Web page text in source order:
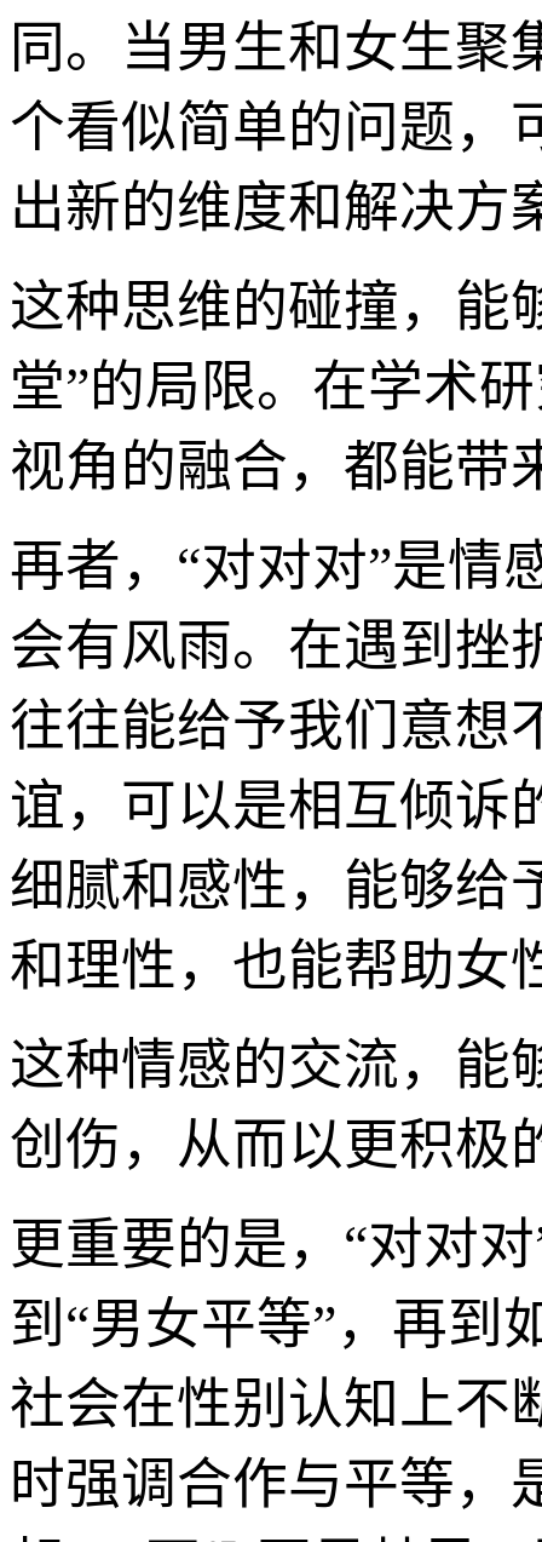
同。当男生和女生聚
个看似简单的问题，
出新的维度和解决方
这种思维的碰撞，能
堂”的局限。在学术
视角的融合，都能带
再者，“对对对”是情
会有风雨。在遇到挫
往往能给予我们意想
谊，可以是相互倾诉
细腻和感性，能够给
和理性，也能帮助女
这种情感的交流，能
创伤，从而以更积极
更重要的是，“对对
到“男女平等”，再到
社会在性别认知上不
时强调合作与平等，